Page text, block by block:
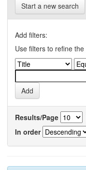
Start a new search
Add filters:
Use filters to refine
Results/Page
In order